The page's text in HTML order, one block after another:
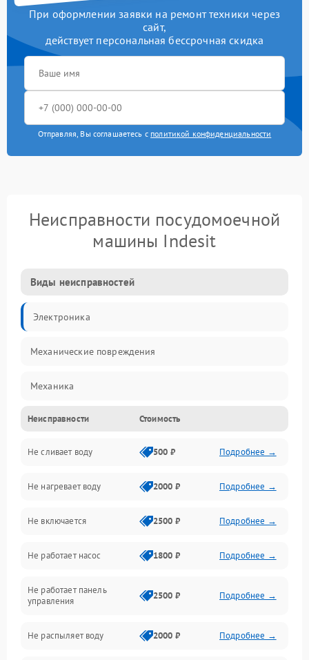
При оформлении заявки на ремонт техники через
сайт,
действует персональная бессрочная скидка
Отправляя, Вы соглашаетесь с политикой конфиденциальности
Неисправности посудомоечной
машины Indesit
Виды неисправностей
Электроника
Механические повреждения
Механика
Управление
Электропитание
Датчики
Нагрев
Вода
Гигиена
Программное обеспечение
Неисправности Стоимость
Не сливает воду 500 ₽ Подробнее →
Не нагревает воду 2000 ₽ Подробнее →
Не включается 2500 ₽ Подробнее →
Не работает насос 1800 ₽ Подробнее →
Не работает панель
управления
2500 ₽ Подробнее →
Не распыляет воду 2000 ₽ Подробнее →